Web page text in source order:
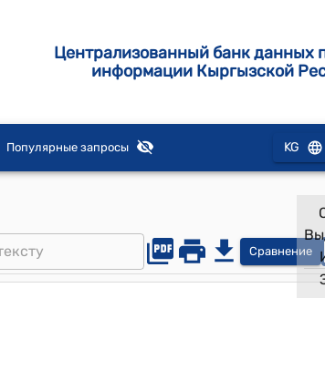
Централизованный банк данных
информации Кыргызской
Популярные запросы KG
Сравнение